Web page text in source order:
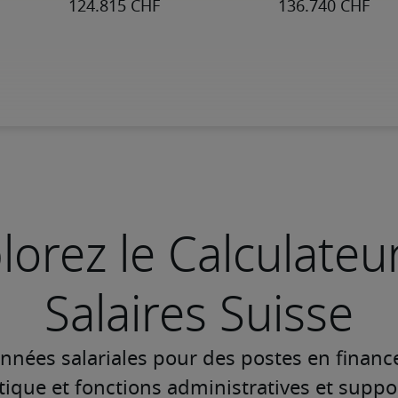
le
Salaires Suisse